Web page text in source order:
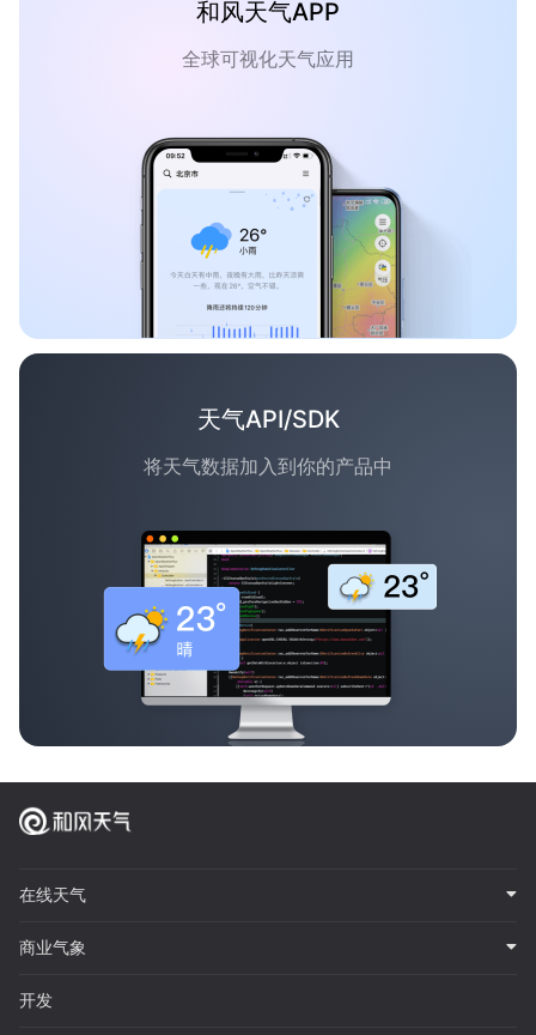
和风天气APP
全球可视化天气应用
天气API/SDK
将天气数据加入到你的产品中
在线天气
商业气象
开发